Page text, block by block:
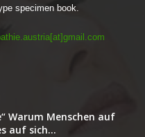
specimen book.
Warum Menschen auf
auf sich...